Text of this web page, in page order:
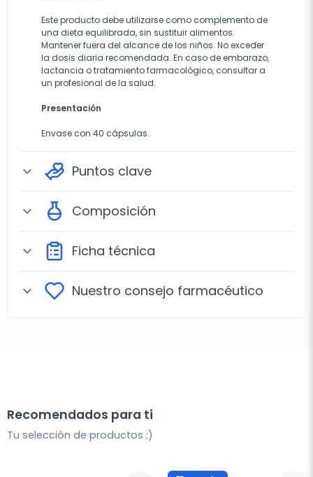
Este producto debe utilizarse como complemento de
una dieta equilibrada, sin sustituir alimentos.
Mantener fuera del alcance de los niños. No exceder
la dosis diaria recomendada. En caso de embarazo,
lactancia o tratamiento farmacológico, consultar a
un profesional de la salud.
Presentación
Envase con 40 cápsulas.
expand_more Puntos clave
expand_more Composición
expand_more Ficha técnica
expand_more Nuestro consejo farmacéutico
Recomendados para ti
Tu selección de productos ;)